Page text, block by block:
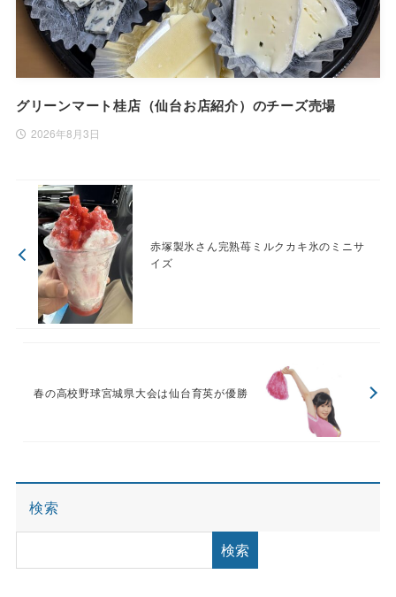
グリーンマート桂店（仙台お店紹介）のチーズ売場
2026年8月3日
赤塚製氷さん完熟苺ミルクカキ氷のミニサ
イズ
春の高校野球宮城県大会は仙台育英が優勝
検索
検索